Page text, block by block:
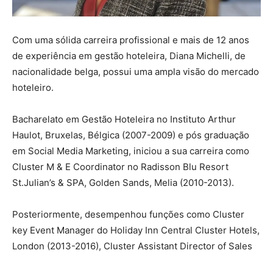
Com uma sólida carreira profissional e mais de 12 anos
de experiência em gestão hoteleira, Diana Michelli, de
nacionalidade belga, possui uma ampla visão do mercado
hoteleiro.
Bacharelato em Gestão Hoteleira no Instituto Arthur
Haulot, Bruxelas, Bélgica (2007-2009) e pós graduação
em Social Media Marketing, iniciou a sua carreira como
Cluster M & E Coordinator no Radisson Blu Resort
St.Julian’s & SPA, Golden Sands, Melia (2010-2013).
Posteriormente, desempenhou funções como Cluster
key Event Manager do Holiday Inn Central Cluster Hotels,
London (2013-2016), Cluster Assistant Director of Sales